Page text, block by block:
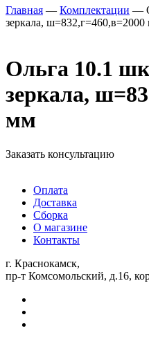
Главная — Комплектации —
зеркала,
Ольга 10.1
зеркала,
мм
Заказать консультацию
Оплата
Доставка
Сборка
О магазине
Контакты
г. Краснокамск,
пр-т Комсомольский, д.16,